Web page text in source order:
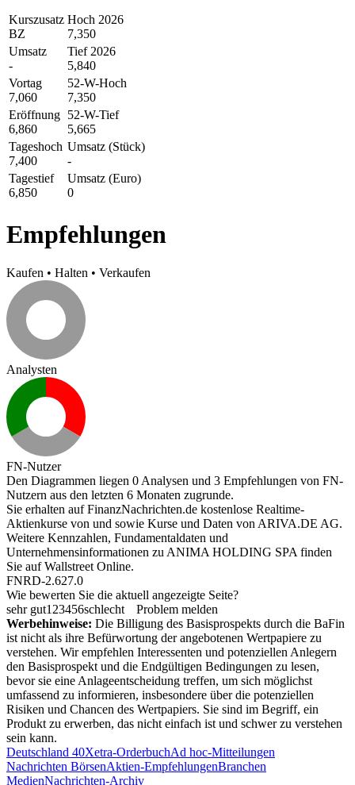
Kurszusatz
BZ
Hoch 2026
7,350
Umsatz
-
Tief 2026
5,840
Vortag
7,060
52-W-Hoch
7,350
Eröffnung
6,860
52-W-Tief
5,665
Tageshoch
7,400
Umsatz (Stück)
-
Tagestief
6,850
Umsatz (Euro)
0
Empfehlungen
Kaufen • Halten • Verkaufen
Analysten
FN-Nutzer
Den Diagrammen liegen 0 Analysen und 3 Empfehlungen von FN-
Nutzern aus den letzten 6 Monaten zugrunde.
Sie erhalten auf FinanzNachrichten.de kostenlose Realtime-
Aktienkurse von und sowie Kurse und Daten von ARIVA.DE AG.
Weitere Kennzahlen, Fundamentaldaten und
Unternehmensinformationen zu ANIMA HOLDING SPA finden
Sie aufWallstreet Online.
FNRD-2.627.0
Wie bewerten Sie die aktuell angezeigte Seite?
sehr gut1 23456schlecht
Problem melden
Werbehinweise: Die Billigung des Basisprospekts durch die BaFin
ist nicht als ihre Befürwortung der angebotenen Wertpapiere zu
verstehen. Wir empfehlen Interessenten und potenziellen Anlegern
den Basisprospekt und die Endgültigen Bedingungen zu lesen,
bevor sie eine Anlageentscheidung treffen, um sich möglichst
umfassend zu informieren, insbesondere über die potenziellen
Risiken und Chancen des Wertpapiers. Sie sind im Begriff, ein
Produkt zu erwerben, das nicht einfach ist und schwer zu verstehen
sein kann.
Deutschland 40Xetra-OrderbuchAd hoc-Mitteilungen
Nachrichten BörsenAktien-EmpfehlungenBranchen
MedienNachrichten-Archiv